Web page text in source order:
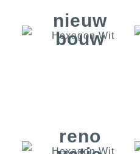
nieuw
bouw
reno